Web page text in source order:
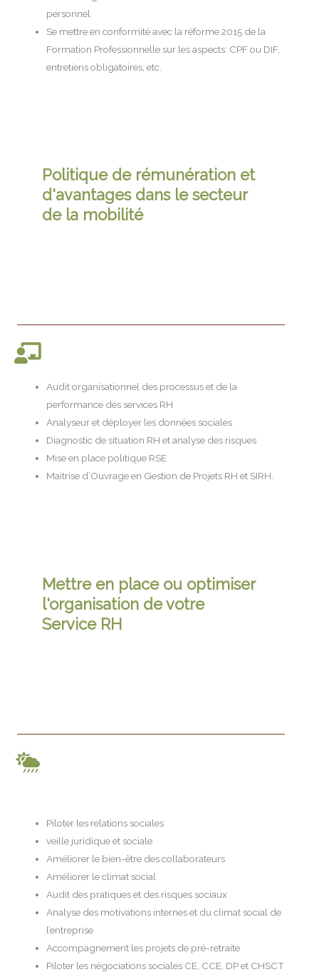
personnel
Se mettre en conformité avec la réforme 2015 de la
Formation Professionnelle sur les aspects: CPF ou DIF,
entretiens obligatoires, etc.
Politique de rémunération et
d'avantages dans le secteur
de la mobilité
Audit organisationnel des processus et de la
performance des services RH
Analyseur et déployer les données sociales
Diagnostic de situation RH et analyse des risques
Mise en place politique RSE
Maitrise d’Ouvrage en Gestion de Projets RH et SIRH.
Mettre en place ou optimiser
l'organisation de votre
Service RH
Piloter les relations sociales
veille juridique et sociale
Améliorer le bien-être des collaborateurs
Améliorer le climat social
Audit des pratiques et des risques sociaux
Analyse des motivations internes et du climat social de
l’entreprise
Accompagnement les projets de pré-retraite
Piloter les négociations sociales CE, CCE, DP et CHSCT